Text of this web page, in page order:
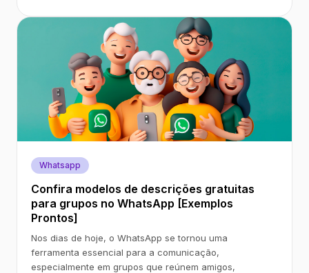
Whatsapp
Confira modelos de descrições gratuitas
para grupos no WhatsApp [Exemplos
Prontos]
Nos dias de hoje, o WhatsApp se tornou uma
ferramenta essencial para a comunicação,
especialmente em grupos que reúnem amigos,